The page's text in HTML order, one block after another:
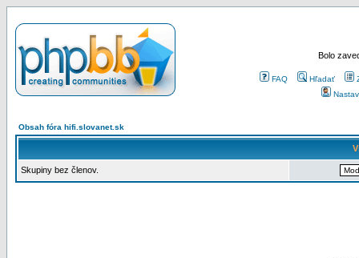
Bolo
FAQ Hľadať
Obsah fóra hifi.slovanet.sk
Skupiny bez členov.